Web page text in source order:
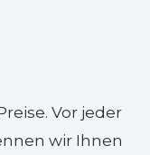
Vor jeder
wir Ihnen